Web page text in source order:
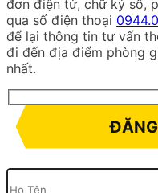
đơn điện tử, chữ ký số,
qua số điện thoại
để lại thông tin tư vấn
đi đến địa điểm phòng
nhất.